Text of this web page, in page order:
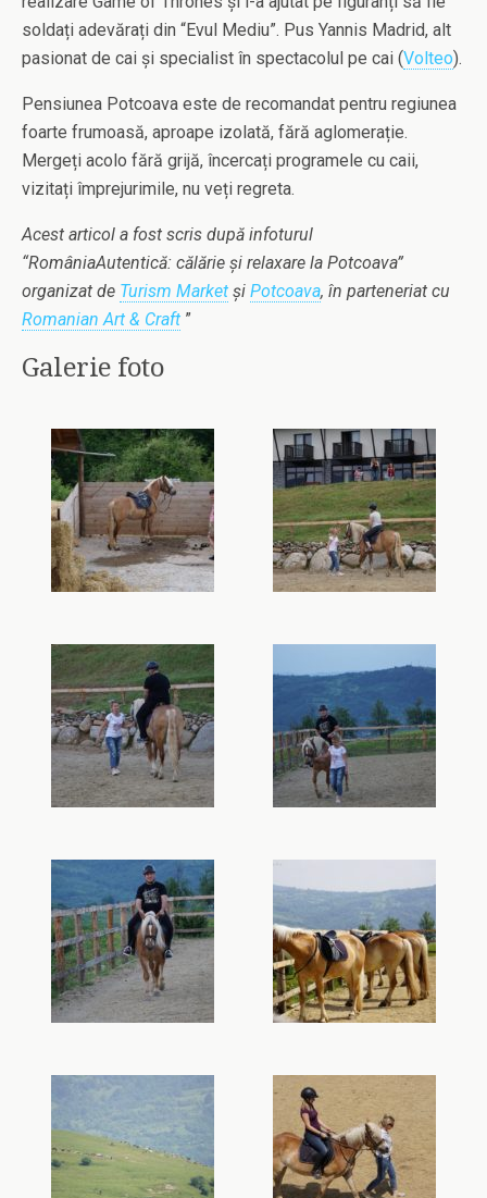
soldați adevărați din “Evul Mediu”. Pus Yannis Madrid, alt
pasionat de cai și specialist în spectacolul pe cai (Volteo).
Pensiunea Potcoava este de recomandat pentru regiunea
foarte frumoasă, aproape izolată, fără aglomerație.
Mergeți acolo fără grijă, încercați programele cu caii,
vizitați împrejurimile, nu veți regreta.
Acest articol a fost scris după infoturul
“RomâniaAutentică: călărie și relaxare la Potcoava”
organizat de Turism Market și Potcoava, în parteneriat cu
Romanian Art & Craft ”
Galerie foto